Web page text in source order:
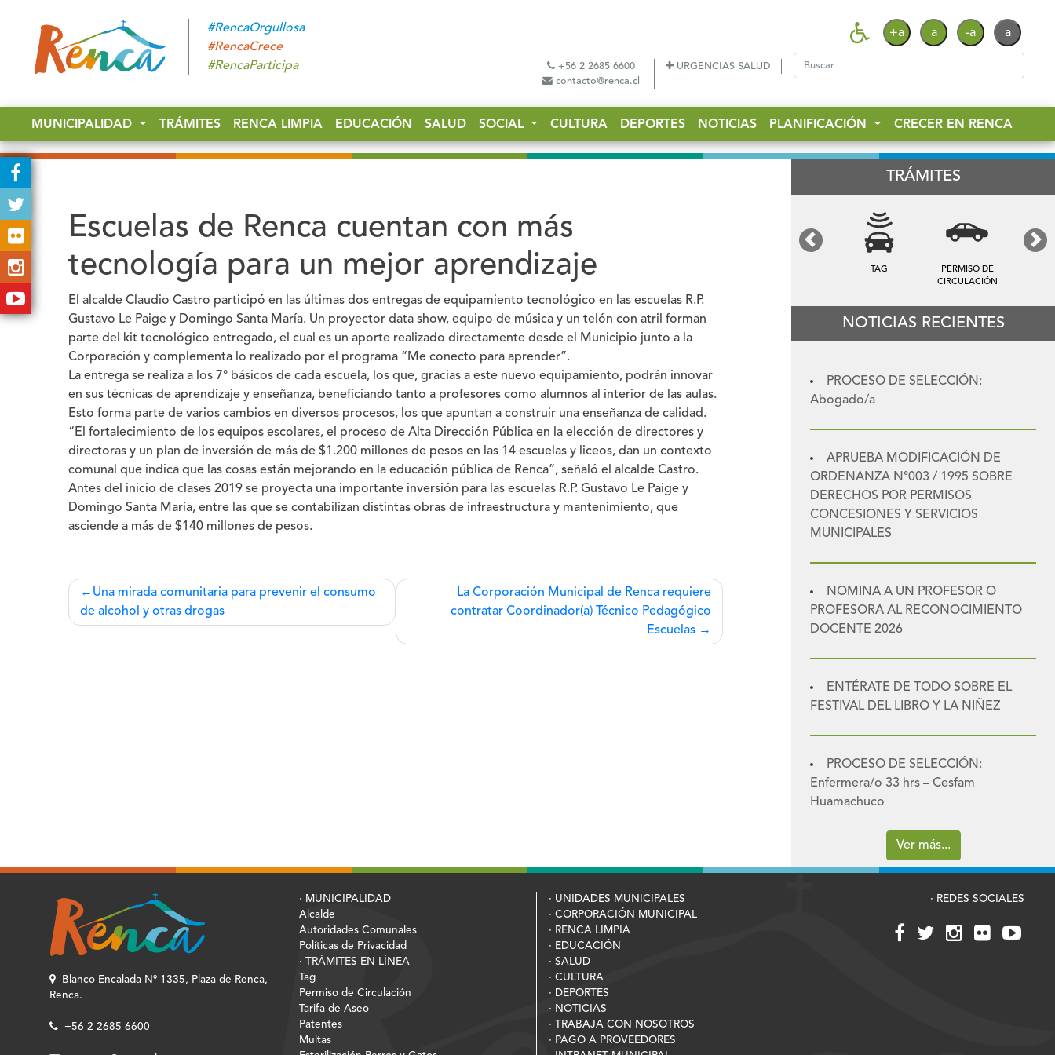
#RencaOrgullosa
#RencaCrece
#RencaParticipa
+a a -a a
+56 2 2685 6600
contacto@renca.cl
URGENCIAS SALUD
MUNICIPALIDAD TRÁMITES RENCA LIMPIA EDUCACIÓN SALUD SOCIAL CULTURA DEPORTES NOTICIAS PLANIFICACIÓN CRECER EN RENCA
Escuelas de Renca cuentan con más
tecnología para un mejor aprendizaje
El alcalde Claudio Castro participó en las últimas dos entregas de equipamiento tecnológico en las escuelas R.P.
Gustavo Le Paige y Domingo Santa María. Un proyector data show, equipo de música y un telón con atril forman
parte del kit tecnológico entregado, el cual es un aporte realizado directamente desde el Municipio junto a la
Corporación y complementa lo realizado por el programa “Me conecto para aprender”.
La entrega se realiza a los 7° básicos de cada escuela, los que, gracias a este nuevo equipamiento, podrán innovar
en sus técnicas de aprendizaje y enseñanza, beneficiando tanto a profesores como alumnos al interior de las aulas.
Esto forma parte de varios cambios en diversos procesos, los que apuntan a construir una enseñanza de calidad.
“El fortalecimiento de los equipos escolares, el proceso de Alta Dirección Pública en la elección de directores y
directoras y un plan de inversión de más de $1.200 millones de pesos en las 14 escuelas y liceos, dan un contexto
comunal que indica que las cosas están mejorando en la educación pública de Renca”, señaló el alcalde Castro.
Antes del inicio de clases 2019 se proyecta una importante inversión para las escuelas R.P. Gustavo Le Paige y
Domingo Santa María, entre las que se contabilizan distintas obras de infraestructura y mantenimiento, que
asciende a más de $140 millones de pesos.
Navegación
de
Una mirada comunitaria para prevenir el consumo
de alcohol y otras drogas
La Corporación Municipal de Renca requiere
contratar Coordinador(a) Técnico Pedagógico
Escuelas
TRÁMITES
TAG
PERMISO DE
CIRCULACIÓN
Previous Next
NOTICIAS RECIENTES
PROCESO DE SELECCIÓN:
Abogado/a
APRUEBA MODIFICACIÓN DE
ORDENANZA N°003 / 1995 SOBRE
DERECHOS POR PERMISOS
CONCESIONES Y SERVICIOS
MUNICIPALES
NOMINA A UN PROFESOR O
PROFESORA AL RECONOCIMIENTO
DOCENTE 2026
ENTÉRATE DE TODO SOBRE EL
FESTIVAL DEL LIBRO Y LA NIÑEZ
PROCESO DE SELECCIÓN:
Enfermera/o 33 hrs – Cesfam
Huamachuco
Ver más...
Blanco Encalada Nº 1335, Plaza de Renca,
Renca.
+56 2 2685 6600
· MUNICIPALIDAD
Alcalde
Autoridades Comunales
Políticas de Privacidad
· TRÁMITES EN LÍNEA
Tag
Permiso de Circulación
Tarifa de Aseo
Patentes
Multas
· UNIDADES MUNICIPALES
· CORPORACIÓN MUNICIPAL
· RENCA LIMPIA
· EDUCACIÓN
· SALUD
· CULTURA
· DEPORTES
· NOTICIAS
· TRABAJA CON NOSOTROS
· PAGO A PROVEEDORES
· REDES SOCIALES